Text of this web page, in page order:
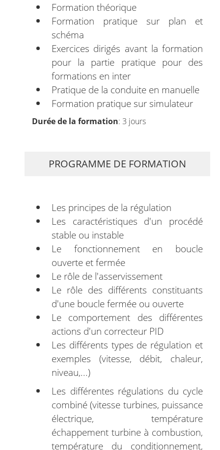
Formation théorique
Formation pratique sur plan et
schéma
Exercices dirigés avant la formation
pour la partie pratique pour des
formations en inter
Pratique de la conduite en manuelle
Formation pratique sur simulateur
Durée de la formation: 3 jours
PROGRAMME DE FORMATION
Les principes de la régulation
Les caractéristiques d'un procédé
stable ou instable
Le fonctionnement en boucle
ouverte et fermée
Le rôle de l'asservissement
Le rôle des différents constituants
d'une boucle fermée ou ouverte
Le comportement des différentes
actions d'un correcteur PID
Les différents types de régulation et
exemples (vitesse, débit, chaleur,
niveau,...)
Les différentes régulations du cycle
combiné (vitesse turbines, puissance
électrique, température
échappement turbine à combustion,
température du conditionnement,